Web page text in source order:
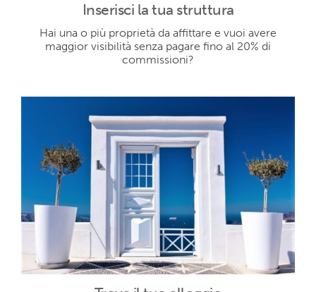
Inserisci la tua struttura
Hai una o più proprietà da affittare e vuoi avere
maggior visibilità senza pagare fino al 20% di
commissioni?